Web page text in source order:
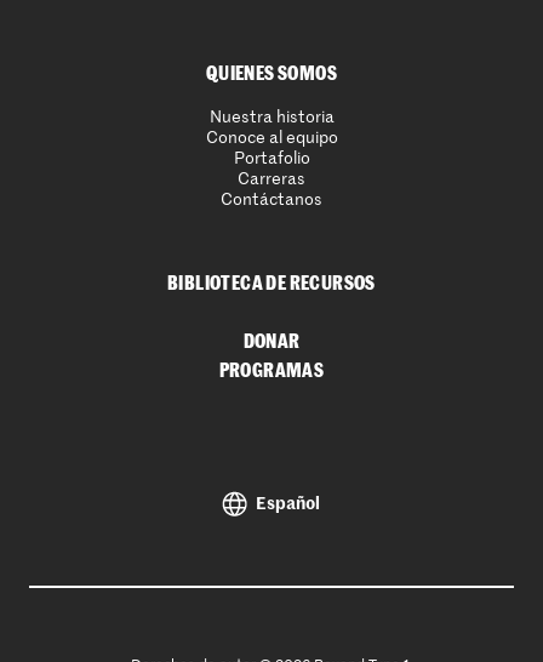
QUIENES SOMOS
Nuestra historia
Conoce al equipo
Portafolio
Carreras
Contáctanos
BIBLIOTECA DE RECURSOS
DONAR
PROGRAMAS
Español